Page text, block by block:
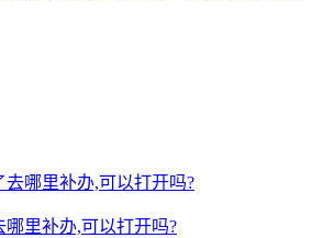
里补办,可以打开吗?